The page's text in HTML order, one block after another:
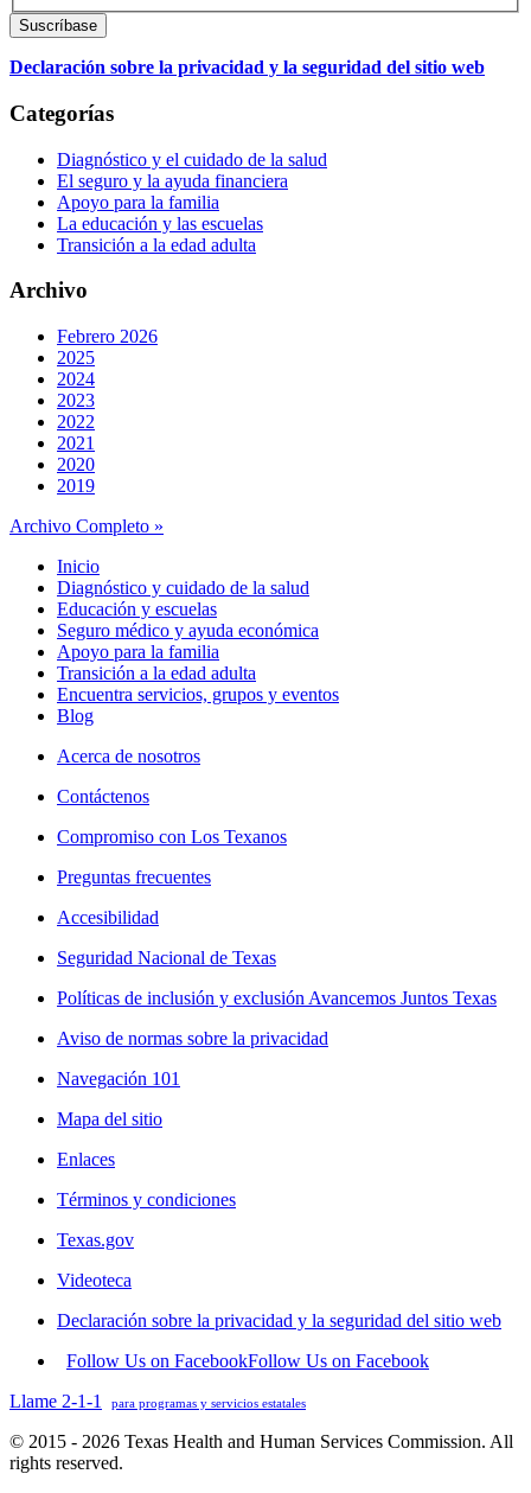
Declaración sobre la privacidad y la seguridad del sitio web
Categorías
Diagnóstico y el cuidado de la salud
El seguro y la ayuda financiera
Apoyo para la familia
La educación y las escuelas
Transición a la edad adulta
Archivo
Febrero 2026
2025
2024
2023
2022
2021
2020
2019
Archivo Completo »
Inicio
Diagnóstico y cuidado de la salud
Educación y escuelas
Seguro médico y ayuda económica
Apoyo para la familia
Transición a la edad adulta
Encuentra servicios, grupos y eventos
Blog
Acerca de nosotros
Contáctenos
Compromiso con Los Texanos
Preguntas frecuentes
Accesibilidad
Seguridad Nacional de Texas
Políticas de inclusión y exclusión Avancemos Juntos Texas
Aviso de normas sobre la privacidad
Navegación 101
Mapa del sitio
Enlaces
Términos y condiciones
Texas.gov
Videoteca
Declaración sobre la privacidad y la seguridad del sitio web
Follow Us on FacebookFollow Us on Facebook
Llame 2-1-1
para programas y servicios estatales
© 2015 - 2026 Texas Health and Human Services Commission. All
rights reserved.